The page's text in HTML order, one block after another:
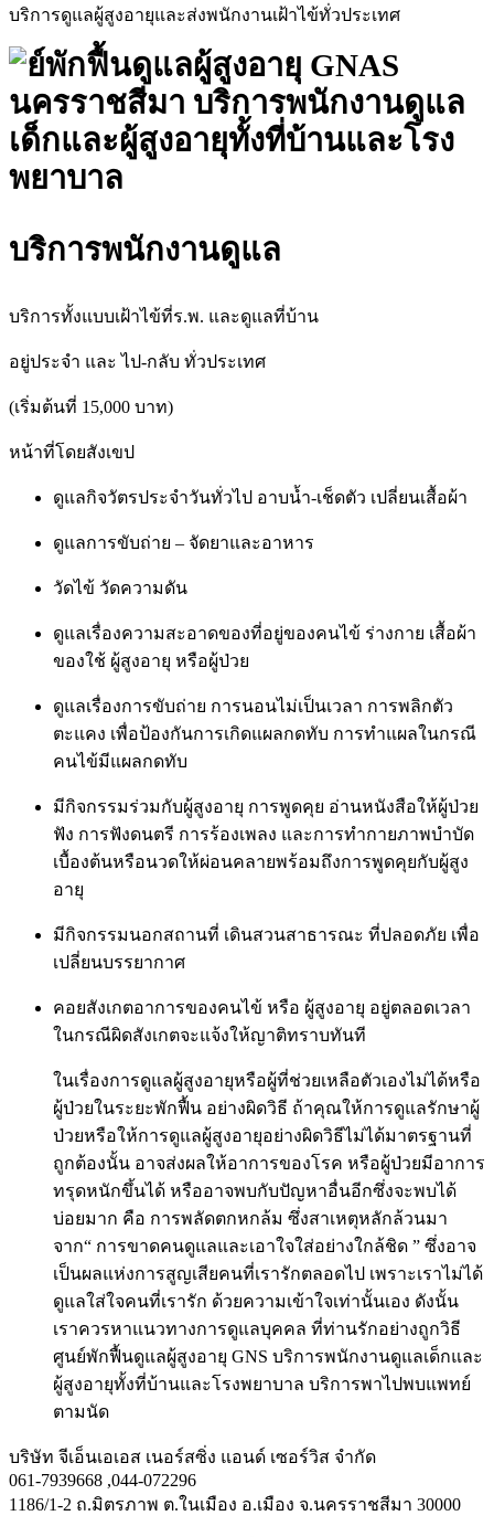
บริการดูแลผู้สูงอายุและส่งพนักงานเฝ้าไข้ทั่วประเทศ
บริการพนักงานดูแล
บริการทั้งแบบเฝ้าไข้ที่ร.พ. และดูแลที่บ้าน
อยู่ประจำ และ ไป-กลับ ทั่วประเทศ
(เริ่มต้นที่ 15,000 บาท)
หน้าที่โดยสังเขป
ดูแลกิจวัตรประจำวันทั่วไป อาบน้ำ-เช็ดตัว เปลี่ยนเสื้อผ้า
ดูแลการขับถ่าย – จัดยาและอาหาร
วัดไข้ วัดความดัน
ดูแลเรื่องความสะอาดของที่อยู่ของคนไข้ ร่างกาย เสื้อผ้า
ของใช้ ผู้สูงอายุ หรือผู้ป่วย
ดูแลเรื่องการขับถ่าย การนอนไม่เป็นเวลา การพลิกตัว
ตะแคง เพื่อป้องกันการเกิดแผลกดทับ การทำแผลในกรณี
คนไข้มีแผลกดทับ
มีกิจกรรมร่วมกับผู้สูงอายุ การพูดคุย อ่านหนังสือให้ผู้ป่วย
ฟัง การฟังดนตรี การร้องเพลง และการทำกายภาพบำบัด
เบื้องต้นหรือนวดให้ผ่อนคลายพร้อมถึงการพูดคุยกับผู้สูง
อายุ
มีกิจกรรมนอกสถานที่ เดินสวนสาธารณะ ที่ปลอดภัย เพื่อ
เปลี่ยนบรรยากาศ
คอยสังเกตอาการของคนไข้ หรือ ผู้สูงอายุ อยู่ตลอดเวลา
ในกรณีผิดสังเกตจะแจ้งให้ญาติทราบทันที
ในเรื่องการดูแลผู้สูงอายุหรือผู้ที่ช่วยเหลือตัวเองไม่ได้หรือ
ผู้ป่วยในระยะพักฟื้น อย่างผิดวิธี ถ้าคุณให้การดูแลรักษาผู้
ป่วยหรือให้การดูแลผู้สูงอายุอย่างผิดวิธีไม่ได้มาตรฐานที่
ถูกต้องนั้น อาจส่งผลให้อาการของโรค หรือผู้ป่วยมีอาการ
ทรุดหนักขึ้นได้ หรืออาจพบกับปัญหาอื่นอีกซึ่งจะพบได้
บ่อยมาก คือ การพลัดตกหกล้ม ซึ่งสาเหตุหลักล้วนมา
จาก“ การขาดคนดูแลและเอาใจใส่อย่างใกล้ชิด ” ซึ่งอาจ
เป็นผลแห่งการสูญเสียคนที่เรารักตลอดไป เพราะเราไม่ได้
ดูแลใส่ใจคนที่เรารัก ด้วยความเข้าใจเท่านั้นเอง ดังนั้น
เราควรหาแนวทางการดูแลบุคคล ที่ท่านรักอย่างถูกวิธี
ศูนย์พักฟื้นดูแลผู้สูงอายุ GNS บริการพนักงานดูแลเด็กและ
ผู้สูงอายุทั้งที่บ้านและโรงพยาบาล บริการพาไปพบแพทย์
ตามนัด
บริษัท จีเอ็นเอเอส เนอร์สซิ่ง แอนด์ เซอร์วิส จำกัด
061-7939668 ,044-072296
1186/1-2 ถ.มิตรภาพ ต.ในเมือง อ.เมือง จ.นครราชสีมา 30000